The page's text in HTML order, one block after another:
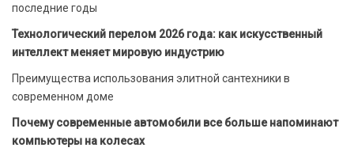
последние годы
Технологический перелом 2026 года: как искусственный
интеллект меняет мировую индустрию
Преимущества использования элитной сантехники в
современном доме
Почему современные автомобили все больше напоминают
компьютеры на колесах